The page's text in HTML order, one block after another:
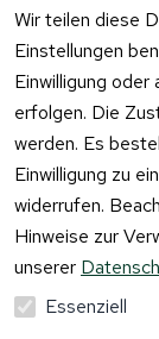
Wir teilen diese
Einstellungen
Einwilligung
erfolgen. Die
werden. Es
Einwilligung zu
widerrufen.
Hinweise zur
unserer
Essenziell